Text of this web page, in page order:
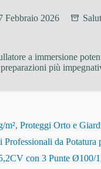
Febbraio 2026
a immersione
più
Proteggi Orto e
da Potatura
con 3 Punte Ø100/